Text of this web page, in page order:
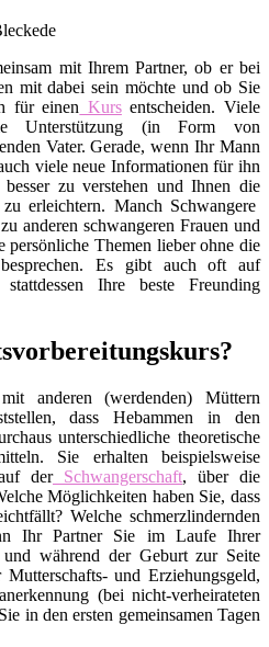
mit Ihrem Partner, ob er bei
mit dabei sein möchte und ob Sie
für einen Kursentscheiden. Viele
Unterstützung (in Form von
Vater. Gerade, wenn Ihr Mann
viele neue Informationen für ihn
zu verstehen und Ihnen die
erleichtern. Manch Schwangere
anderen schwangeren Frauen und
persönliche Themen lieber ohne die
Es gibt auch oft auf
Ihre beste Freunding
anderen (werdenden) Müttern
dass Hebammen in den
unterschiedliche theoretische
Sie erhalten beispielsweise
derSchwangerschaft, über die
Möglichkeiten haben Sie, dass
Welche schmerzlindernden
Ihr Partner Sie im Laufe Ihrer
und während der Geburt zur Seite
und Erziehungsgeld,
(bei nicht-verheirateten
in den ersten gemeinsamen Tagen